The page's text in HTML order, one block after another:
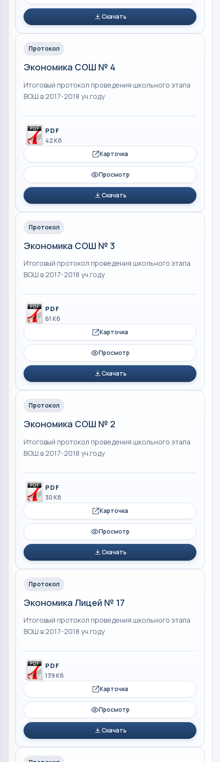
Скачать
Протокол
Экономика СОШ № 4
Итоговый протокол проведения школьного этапа
ВОШ в 2017-2018 уч.году
PDF
42 Кб
Карточка
Просмотр
Скачать
Протокол
Экономика СОШ № 3
Итоговый протокол проведения школьного этапа
ВОШ в 2017-2018 уч.году
PDF
61 Кб
Карточка
Просмотр
Скачать
Протокол
Экономика СОШ № 2
Итоговый протокол проведения школьного этапа
ВОШ в 2017-2018 уч.году
PDF
30 Кб
Карточка
Просмотр
Скачать
Протокол
Экономика Лицей № 17
Итоговый протокол проведения школьного этапа
ВОШ в 2017-2018 уч.году
PDF
139 Кб
Карточка
Просмотр
Скачать